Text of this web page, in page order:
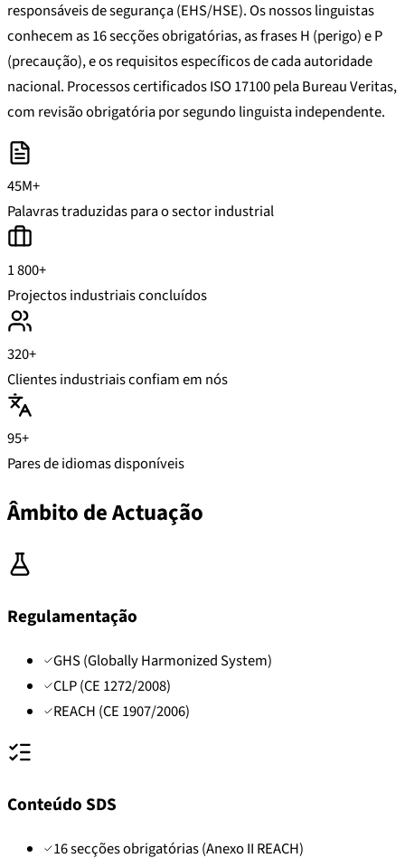
responsáveis de segurança (EHS/HSE). Os nossos linguistas
conhecem as 16 secções obrigatórias, as frases H (perigo) e P
(precaução), e os requisitos específicos de cada autoridade
nacional. Processos certificados ISO 17100 pela Bureau Veritas,
com revisão obrigatória por segundo linguista independente.
45M+
Palavras traduzidas para o sector industrial
1 800+
Projectos industriais concluídos
320+
Clientes industriais confiam em nós
95+
Pares de idiomas disponíveis
Âmbito de Actuação
Regulamentação
GHS (Globally Harmonized System)
CLP (CE 1272/2008)
REACH (CE 1907/2006)
Conteúdo SDS
16 secções obrigatórias (Anexo II REACH)